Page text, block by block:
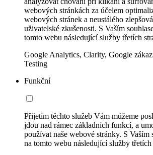
webových stránkách za účelem
webových stránek a neustálého
uživatelské zkušenosti. S Vaším
tomto webu následující služby třetích
Google Analytics, Clarity, Google
Testing
Funkční
Přijetím těchto služeb Vám můžeme
jdou nad rámec základních funkcí, a
používat naše webové stránky. S Vaším
na tomto webu následující služby třetích